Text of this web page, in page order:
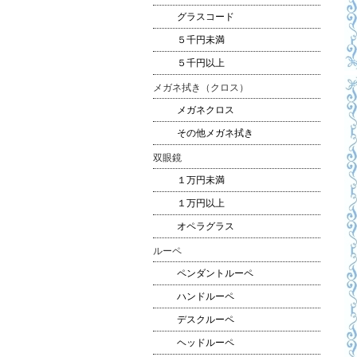
グラスコード
５千円未満
５千円以上
メガネ拭き（クロス）
メガネクロス
その他メガネ拭き
双眼鏡
１万円未満
１万円以上
オペラグラス
ルーペ
ペンダントルーペ
ハンドルーペ
デスクルーペ
ヘッドルーペ